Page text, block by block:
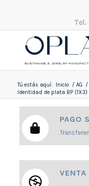
Tel.
Tú estás aquí: Inicio / AG /
Identidad de plata BP
PAGO
VENTA